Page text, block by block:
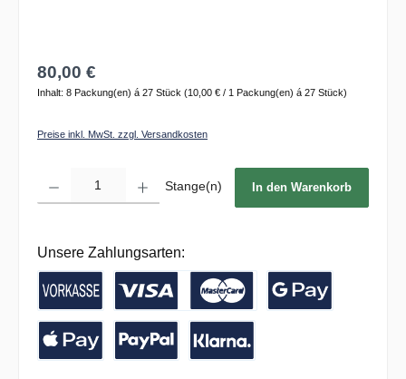
80,00 €
Inhalt: 8 Packung(en) á 27 Stück (10,00 € / 1 Packung(en) á 27 Stück)
Preise inkl. MwSt. zzgl. Versandkosten
Stange(n) In den Warenkorb
Unsere Zahlungsarten:
Vorkasse / Banküberweisung
Kreditkarte